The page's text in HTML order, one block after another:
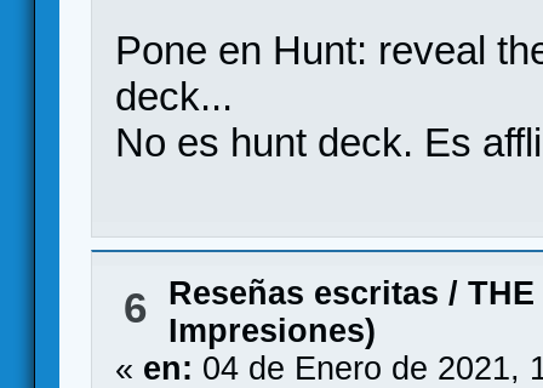
Pone en Hunt: reveal
deck...
No es hunt deck. Es
6 Reseñas escritas /
Impresiones)
« en: 04 de Enero de 2021,